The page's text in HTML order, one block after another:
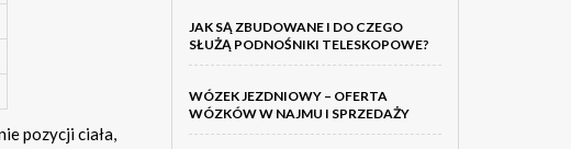
pozycji ciała,
JAK SĄ ZBUDOWANE I DO CZEGO
SŁUŻĄ PODNOŚNIKI TELESKOPOWE?
WÓZEK JEZDNIOWY – OFERTA
WÓZKÓW W NAJMU I SPRZEDAŻY